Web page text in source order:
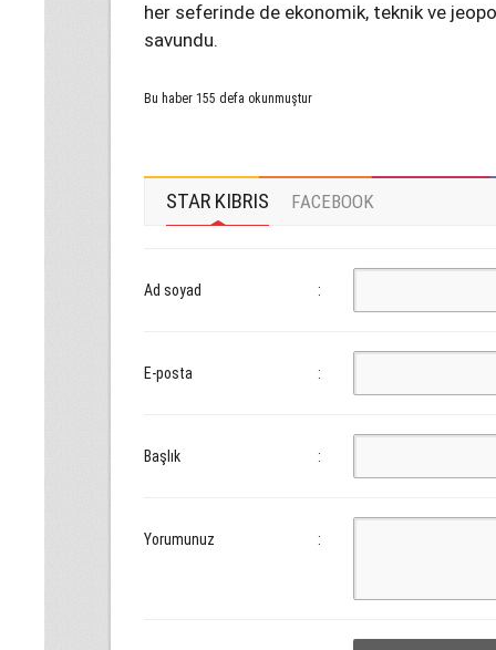
her seferinde de ekonomik, teknik ve
savundu.
Bu haber 155 defa okunmuştur
STAR KIBRIS FACEBOOK
Ad soyad :
E-posta :
Başlık :
Yorumunuz :